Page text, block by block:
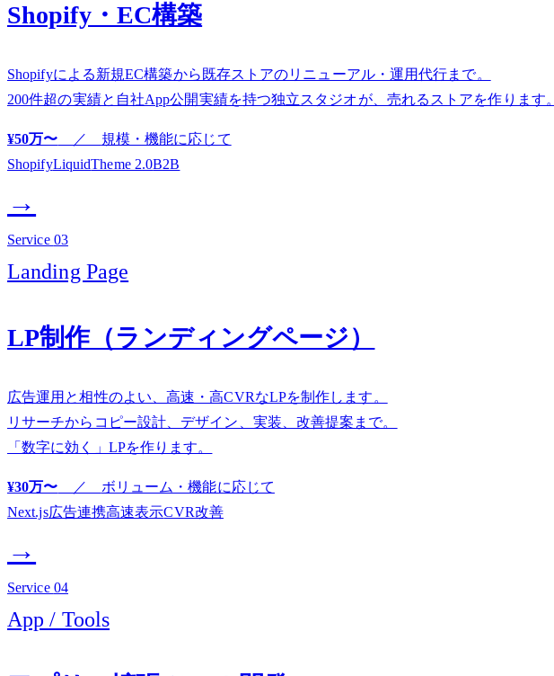
Shopify・EC構築
Shopifyによる新規EC構築から既存ストアのリニューアル・運用代行まで。
200件超の実績と自社App公開実績を持つ独立スタジオが、売れるストアを作ります。
¥50万〜 ／ 規模・機能に応じて
ShopifyLiquidTheme 2.0B2B
→
Service 03
Landing Page
LP制作（ランディングページ）
広告運用と相性のよい、高速・高CVRなLPを制作します。
リサーチからコピー設計、デザイン、実装、改善提案まで。
「数字に効く」LPを作ります。
¥30万〜 ／ ボリューム・機能に応じて
Next.js広告連携高速表示CVR改善
→
Service 04
App / Tools